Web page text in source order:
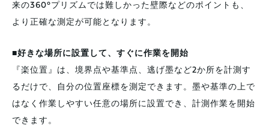
来の360°プリズムでは難しかった壁際などのポイントも、
より正確な測定が可能となります。
■好きな場所に設置して、すぐに作業を開始
『楽位置』は、境界点や基準点、逃げ墨など2か所を計測す
るだけで、自分の位置座標を測定できます。墨や基準の上で
はなく作業しやすい任意の場所に設置でき、計測作業を開始
できます。